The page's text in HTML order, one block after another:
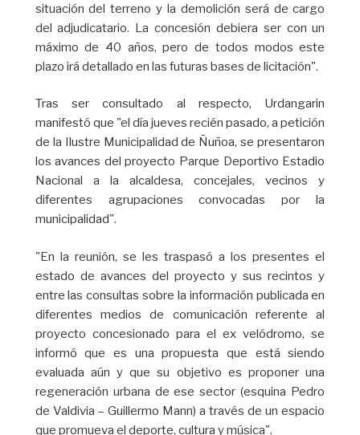
situación del terreno y la demolición será de cargo
del adjudicatario. La concesión debiera ser con un
máximo de 40 años, pero de todos modos este
plazo irá detallado en las futuras bases de licitación".
Tras ser consultado al respecto, Urdangarin
manifestó que "el día jueves recién pasado, a petición
de la Ilustre Municipalidad de Ñuñoa, se presentaron
los avances del proyecto Parque Deportivo Estadio
Nacional a la alcaldesa, concejales, vecinos y
diferentes agrupaciones convocadas por la
municipalidad".
"En la reunión, se les traspasó a los presentes el
estado de avances del proyecto y sus recintos y
entre las consultas sobre la información publicada en
diferentes medios de comunicación referente al
proyecto concesionado para el ex velódromo, se
informó que es una propuesta que está siendo
evaluada aún y que su objetivo es proponer una
regeneración urbana de ese sector (esquina Pedro
de Valdivia – Guillermo Mann) a través de un espacio
que promueva el deporte, cultura y música".